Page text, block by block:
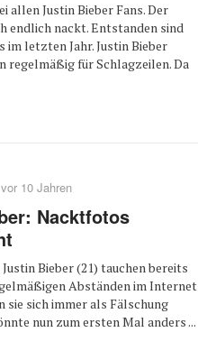
allen Justin Bieber Fans. Der
endlich nackt. Entstanden sind
im letzten Jahr. Justin Bieber
regelmäßig für Schlagzeilen. Da
vor 10 Jahren
Nacktfotos
Bieber (21) tauchen bereits
Abständen im Internet
sie sich immer als Fälschung
nun zum ersten Mal anders ...